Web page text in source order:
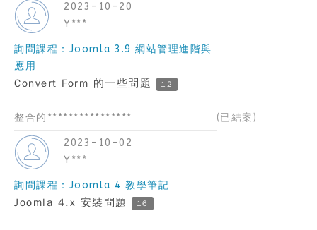
2023-10-20
Y***
詢問課程：Joomla 3.9 網站管理進階與
應用
Convert Form 的一些問題 12
整合的**************** (已結案)
2023-10-02
Y***
詢問課程：Joomla 4 教學筆記
Joomla 4.x 安裝問題 16